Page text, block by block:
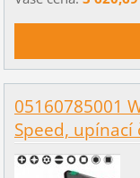
05160785001
Speed,